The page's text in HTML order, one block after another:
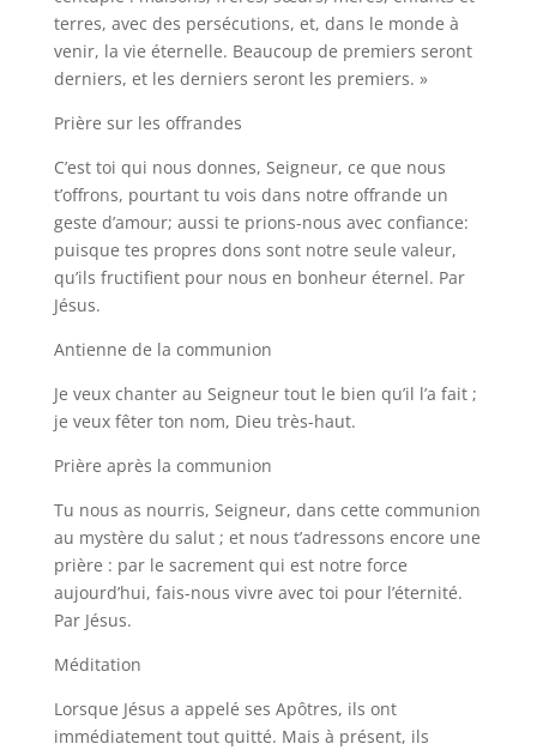
terres, avec des persécutions, et, dans le monde à
venir, la vie éternelle. Beaucoup de premiers seront
derniers, et les derniers seront les premiers. »
Prière sur les offrandes
C’est toi qui nous donnes, Seigneur, ce que nous
t’offrons, pourtant tu vois dans notre offrande un
geste d’amour; aussi te prions-nous avec confiance:
puisque tes propres dons sont notre seule valeur,
qu’ils fructifient pour nous en bonheur éternel. Par
Jésus.
Antienne de la communion
Je veux chanter au Seigneur tout le bien qu’il l’a fait ;
je veux fêter ton nom, Dieu très-haut.
Prière après la communion
Tu nous as nourris, Seigneur, dans cette communion
au mystère du salut ; et nous t’adressons encore une
prière : par le sacrement qui est notre force
aujourd’hui, fais-nous vivre avec toi pour l’éternité.
Par Jésus.
Méditation
Lorsque Jésus a appelé ses Apôtres, ils ont
immédiatement tout quitté. Mais à présent, ils